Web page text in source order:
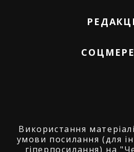
Використання
умови посилання (для
гіперпосилання) на